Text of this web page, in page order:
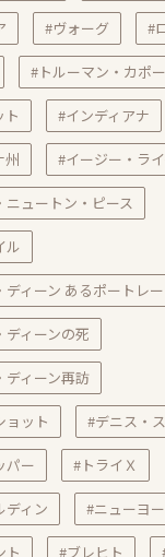
#ヴォーグ #
#トルーマン・カポ
ト #インディアナ
州 #イージー・ラ
ニュートン・ピース
ル
ィーン あるポートレ
ィーンの死
ディーン再訪
ョット #デニス・
パー #トライＸ
ディン #ニューヨ
ト #ブレヒト